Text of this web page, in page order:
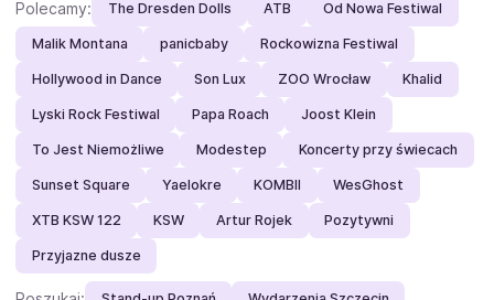
Polecamy: The Dresden Dolls ATB Od Nowa Festiwal
Malik Montana panicbaby Rockowizna Festiwal
Hollywood in Dance Son Lux ZOO Wrocław Khalid
Lyski Rock Festiwal Papa Roach Joost Klein
To Jest Niemożliwe Modestep Koncerty przy świecach
Sunset Square Yaelokre KOMBII WesGhost
XTB KSW 122 KSW Artur Rojek Pozytywni
Przyjazne dusze